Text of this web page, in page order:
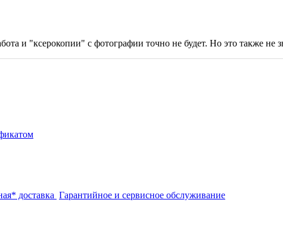
и "ксерокопии" с фотографии точно не будет. Но это также не
доставка Гарантийное и сервисное обслуживание